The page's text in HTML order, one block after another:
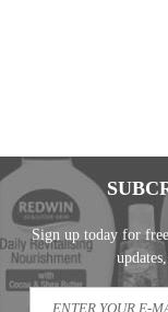
Sign up today for